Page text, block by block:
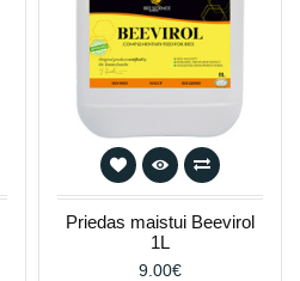
Priedas maistui Beevirol
1L
9.00€